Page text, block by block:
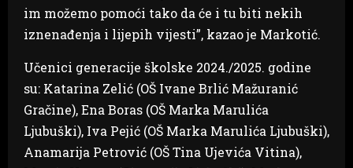
im možemo pomoći tako da će i tu biti nekih
iznenađenja i lijepih vijesti”, kazao je Markotić.
Učenici generacije školske 2024./2025. godine
su: Katarina Zelić (OŠ Ivane Brlić Mažuranić
Gračine), Ena Boras (OŠ Marka Marulića
Ljubuški), Iva Pejić (OŠ Marka Marulića Ljubuški),
Anamarija Petrović (OŠ Tina Ujevića Vitina),